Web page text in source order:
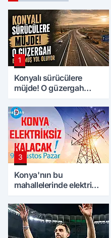
1
Konyalı sürücülere
müjde! O güzergah
3
Konya'nın bu
mahallelerinde elektrik
Pazar